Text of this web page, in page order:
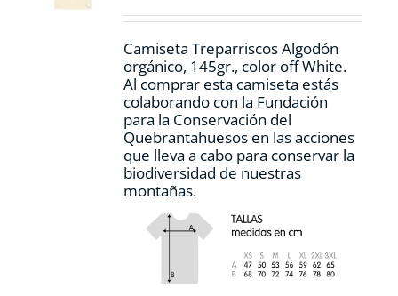
la
de
producto
Camiseta Treparriscos Algodón
orgánico, 145gr., color off White.
Al comprar esta camiseta estás
colaborando con la Fundación
para la Conservación del
Quebrantahuesos en las acciones
que lleva a cabo para conservar la
biodiversidad de nuestras
montañas.